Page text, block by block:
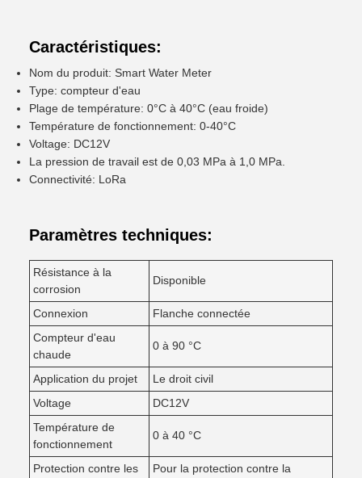
Caractéristiques:
Nom du produit: Smart Water Meter
Type: compteur d'eau
Plage de température: 0°C à 40°C (eau froide)
Température de fonctionnement: 0-40°C
Voltage: DC12V
La pression de travail est de 0,03 MPa à 1,0 MPa.
Connectivité: LoRa
Paramètres techniques:
Résistance à la
corrosion
Disponible
Connexion
Flanche connectée
Compteur d'eau
chaude
0 à 90 °C
Application du projet
Le droit civil
Voltage
DC12V
Température de
fonctionnement
0 à 40 °C
Protection contre les
Pour la protection contre la